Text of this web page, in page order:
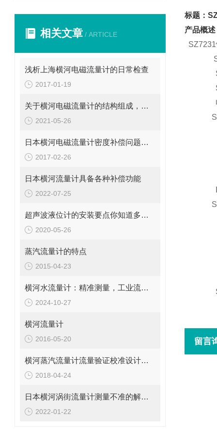
相关文章 / ARTICLE
浅析上海横河电磁流量计的日常检查
2017-01-19
关于横河电磁流量计的结构组成，你了解吗？
2021-05-26
日本横河电磁流量计密度补偿问题分析
2017-02-26
日本横河流量计具备各种补偿功能
2022-07-25
超声波液位计的安装要点你知道多少？
2020-05-26
蒸汽流量计的特点
2015-04-23
横河水流量计：精准测量，工业流量的守护者
2024-10-27
横河流量计
2016-05-20
横河蒸汽流量计流量验证校准设计合理
2018-04-24
日本横河涡街流量计测量不准的解决办法
2022-01-22
标题：
产品概述
SZ7231
留言